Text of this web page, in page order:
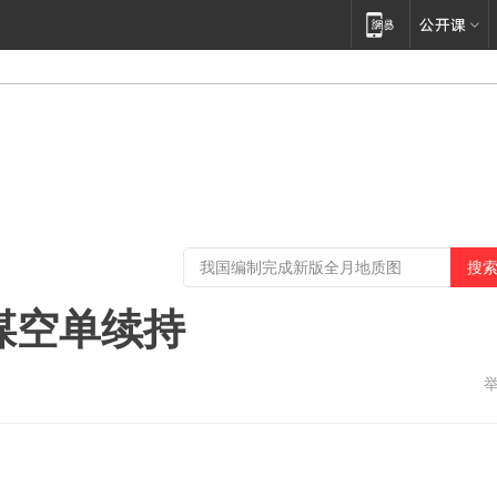
空单续持